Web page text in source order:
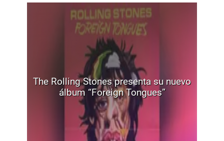
The Rolling Stones presenta su nuevo
álbum “Foreign Tongues”